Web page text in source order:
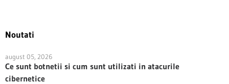
Noutati
august 05, 2026
Ce sunt botnetii si cum sunt utilizati in atacurile
cibernetice